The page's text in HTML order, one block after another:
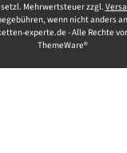
Mehrwertsteuer zzgl.
wenn nicht anders
experte.de - Alle Rechte
ThemeWare®